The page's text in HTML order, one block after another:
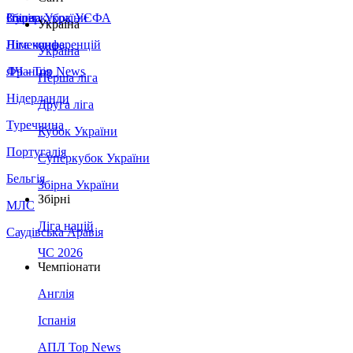
Збірна України
Італія
Німеччина
Франція
Нідерланди
Туреччина
Португалія
Бельгія
МЛС
Саудівська Аравія
Суперкубок УЄФА
Ліга конференцій
ЛЧ - Top News
Україна
Україна
Перша ліга
Друга ліга
Кубок України
Суперкубок України
Збірна України
Збірні
Ліга націй
ЧС 2026
Чемпіонати
Англія
Іспанія
АПЛ Top News